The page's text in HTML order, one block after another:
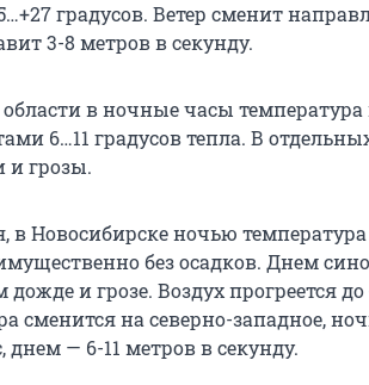
градусов. Ветер сменит
3-8 метров в секунду.
в ночные часы температура
6…11 градусов тепла. В
и грозы.
в Новосибирске ночью температура
без осадков. Днем
и грозе. Воздух прогреется до
сменится на северно-западное,
днем — 6-11 метров в секунду.